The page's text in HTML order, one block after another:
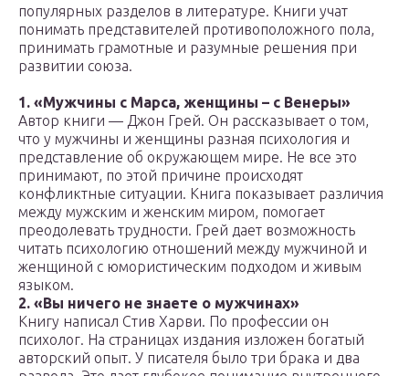
популярных разделов в литературе. Книги учат
понимать представителей противоположного пола,
принимать грамотные и разумные решения при
развитии союза.
1. «Мужчины с Марса, женщины – с Венеры»
Автор книги — Джон Грей. Он рассказывает о том,
что у мужчины и женщины разная психология и
представление об окружающем мире. Не все это
принимают, по этой причине происходят
конфликтные ситуации. Книга показывает различия
между мужским и женским миром, помогает
преодолевать трудности. Грей дает возможность
читать психологию отношений между мужчиной и
женщиной с юмористическим подходом и живым
языком.
2. «Вы ничего не знаете о мужчинах»
Книгу написал Стив Харви. По профессии он
психолог. На страницах издания изложен богатый
авторский опыт. У писателя было три брака и два